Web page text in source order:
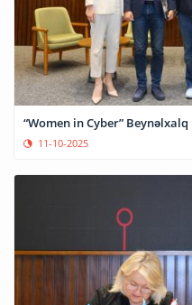
“Women in Cyber”
11-10-2025